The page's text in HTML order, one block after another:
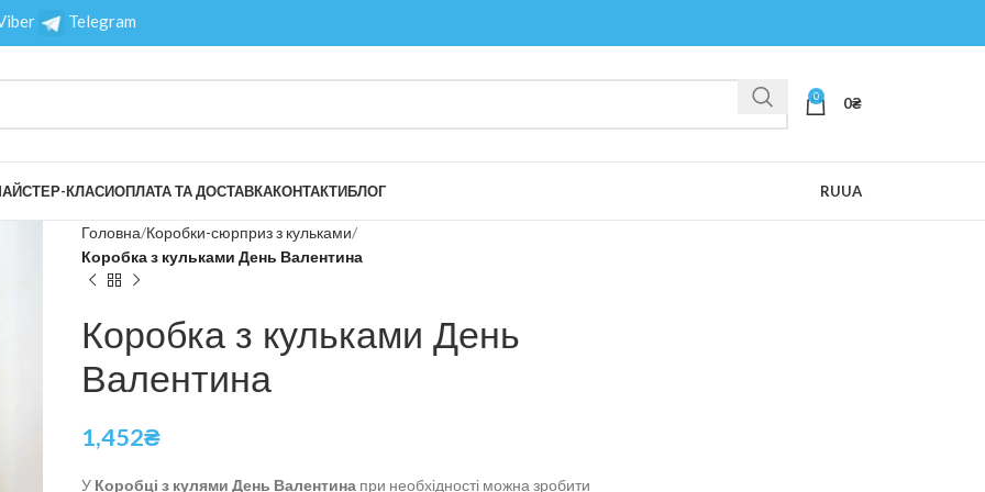
Telegram
0 0₴
КЛАСИОПЛАТА ТА ДОСТАВКАКОНТАКТИБЛОГ RUUA
Головна Коробки-сюрприз з кульками
Коробка з кульками День Валентина
Коробка з кульками День
Валентина
1,452₴
У Коробці з кулями День Валентина при необхідності можна зробити